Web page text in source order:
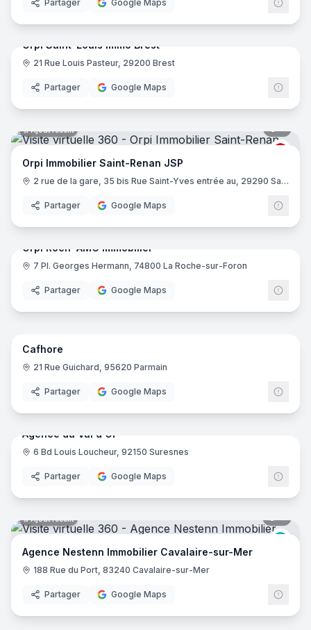
Partager Google Maps
Orpi Saint-Louis Immo Brest
21 Rue Louis Pasteur, 29200 Brest
Partager Google Maps
ORPI
Ajout récent
Orpi Immobilier Saint-Renan JSP
2 rue de la gare, 35 bis Rue Saint-Yves entrée au, 29290 Saint-Renan
Partager Google Maps
13
Orpi Roch' AMG Immobilier
7 Pl. Georges Hermann, 74800 La Roche-sur-Foron
Partager Google Maps
6
Cafhore
21 Rue Guichard, 95620 Parmain
Partager Google Maps
Agence du Val d'Or
6 Bd Louis Loucheur, 92150 Suresnes
Partager Google Maps
Ajout récent
Agence Nestenn Immobilier Cavalaire-sur-Mer
188 Rue du Port, 83240 Cavalaire-sur-Mer
Partager Google Maps
5